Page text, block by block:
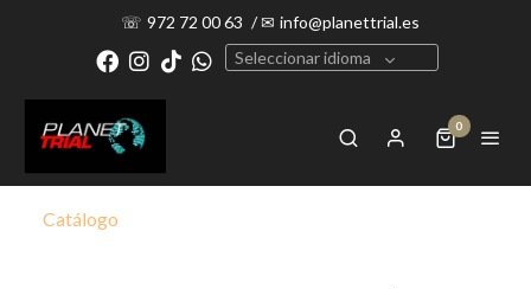
☏ 972 72 00 63 /✉ info@planettrial.es
Seleccionar idioma
0
Catálogo